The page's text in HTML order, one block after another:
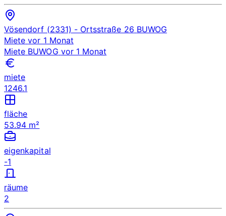
Vösendorf (2331) - Ortsstraße 26 BUWOG
Miete vor 1 Monat
Miete BUWOG vor 1 Monat
miete
1246.1
fläche
53.94 m²
eigenkapital
-1
räume
2